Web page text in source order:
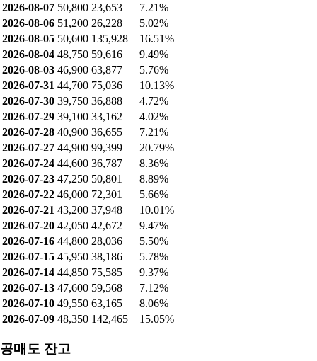
2026-08-07 50,800 23,653
7.21%
2026-08-06 51,200 26,228
5.02%
2026-08-05 50,600 135,928
16.51%
2026-08-04 48,750 59,616
9.49%
2026-08-03 46,900 63,877
5.76%
2026-07-31 44,700 75,036
10.13%
2026-07-30 39,750 36,888
4.72%
2026-07-29 39,100 33,162
4.02%
2026-07-28 40,900 36,655
7.21%
2026-07-27 44,900 99,399
20.79%
2026-07-24 44,600 36,787
8.36%
2026-07-23 47,250 50,801
8.89%
2026-07-22 46,000 72,301
5.66%
2026-07-21 43,200 37,948
10.01%
2026-07-20 42,050 42,672
9.47%
2026-07-16 44,800 28,036
5.50%
2026-07-15 45,950 38,186
5.78%
2026-07-14 44,850 75,585
9.37%
2026-07-13 47,600 59,568
7.12%
2026-07-10 49,550 63,165
8.06%
2026-07-09 48,350 142,465 15.05%
공매도 잔고